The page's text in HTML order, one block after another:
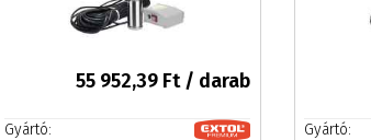
55 952,39 Ft / darab
Gyártó:
Gyártó: